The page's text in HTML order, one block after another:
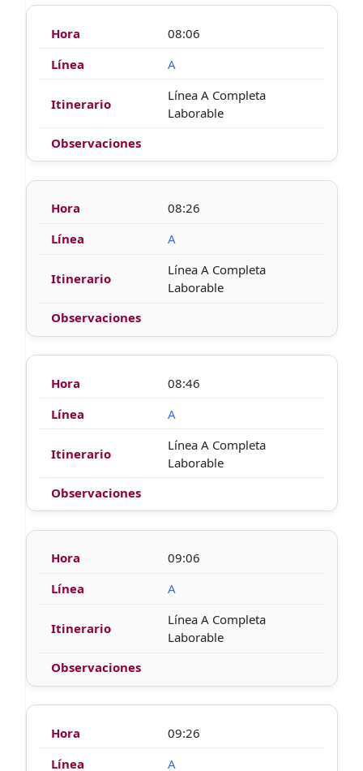
08:06
A
Línea A Completa
Laborable
08:26
A
Línea A Completa
Laborable
08:46
A
Línea A Completa
Laborable
09:06
A
Línea A Completa
Laborable
09:26
A